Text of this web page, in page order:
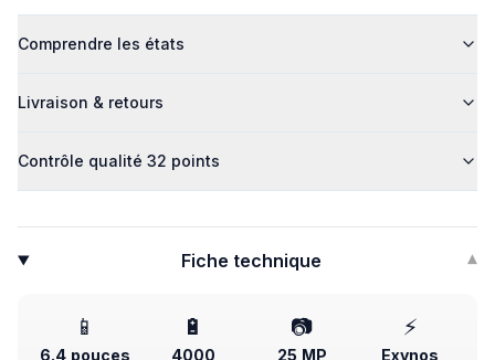
Comprendre les états
Livraison & retours
Contrôle qualité 32 points
Fiche technique ▾
📱
6.4 pouces
🔋
4000
📷
25 MP
⚡
Exynos